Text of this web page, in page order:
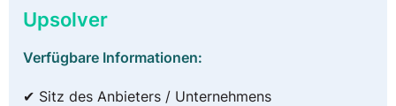
Upsolver
Verfügbare Informationen:
✔ Sitz des Anbieters / Unternehmens